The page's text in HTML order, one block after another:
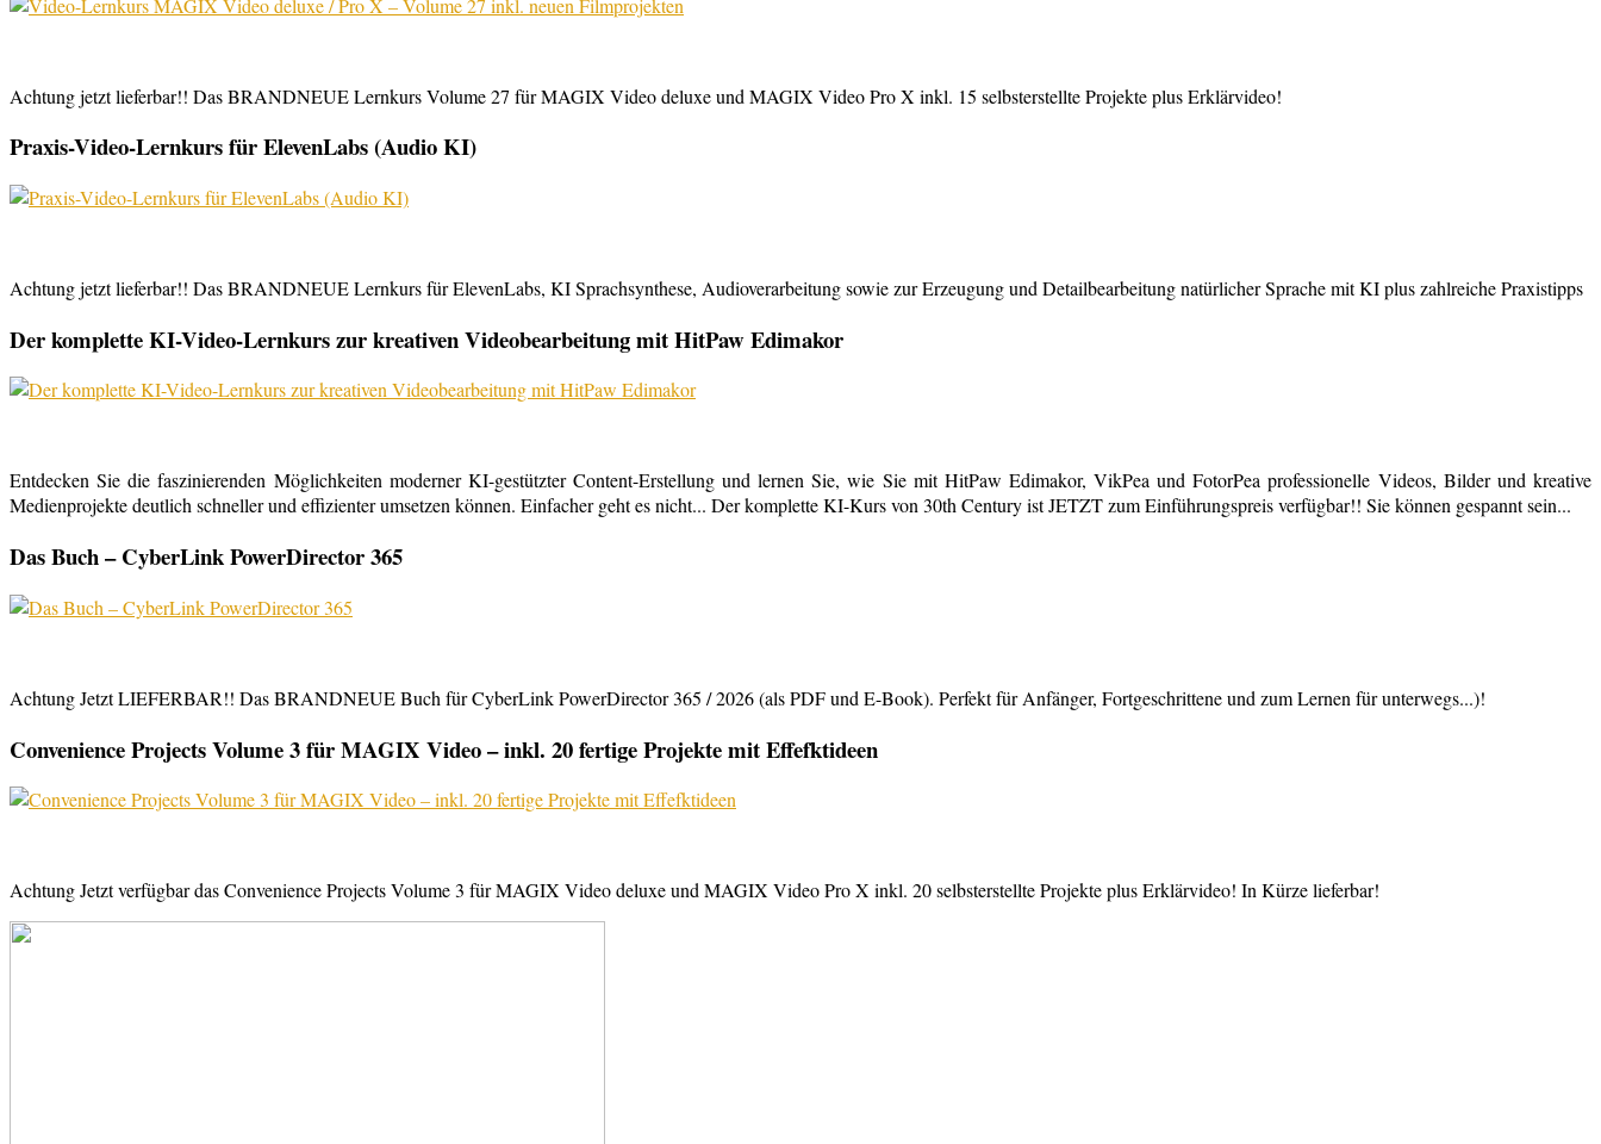
Achtung jetzt lieferbar!! Das BRANDNEUE Lernkurs Volume 27 für MAGIX Video deluxe und MAGIX Video Pro X inkl. 15 selbsterstellte Projekte plus Erklärvideo!
Praxis-Video-Lernkurs für ElevenLabs (Audio KI)
Achtung jetzt lieferbar!! Das BRANDNEUE Lernkurs für ElevenLabs, KI Sprachsynthese, Audioverarbeitung sowie zur Erzeugung und Detailbearbeitung natürlicher Sprache mit KI plus zahlreiche Praxistipps
Der komplette KI-Video-Lernkurs zur kreativen Videobearbeitung mit HitPaw Edimakor
Entdecken Sie die faszinierenden Möglichkeiten moderner KI-gestützter Content-Erstellung und lernen Sie, wie Sie mit HitPaw Edimakor, VikPea und FotorPea professionelle Videos, Bilder und kreative
Medienprojekte deutlich schneller und effizienter umsetzen können. Einfacher geht es nicht... Der komplette KI-Kurs von 30th Century ist JETZT zum Einführungspreis verfügbar!! Sie können gespannt sein...
Das Buch – CyberLink PowerDirector 365
Achtung Jetzt LIEFERBAR!! Das BRANDNEUE Buch für CyberLink PowerDirector 365 / 2026 (als PDF und E-Book). Perfekt für Anfänger, Fortgeschrittene und zum Lernen für unterwegs...)!
Convenience Projects Volume 3 für MAGIX Video – inkl. 20 fertige Projekte mit Effefktideen
Achtung Jetzt verfügbar das Convenience Projects Volume 3 für MAGIX Video deluxe und MAGIX Video Pro X inkl. 20 selbsterstellte Projekte plus Erklärvideo! In Kürze lieferbar!